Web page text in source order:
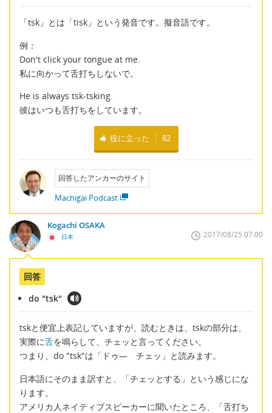
「tsk」とは「tisk」という発音です。擬音語です。
例：
Don't click your tongue at me.
私に向かって舌打ちしないで。
He is always tsk-tsking.
彼はいつも舌打ちをしています。
役に立った 82
回答したアンカーのサイト
Machigai Podcast
Kogachi OSAKA
日本 2017/08/25 07:00
回答
do "tsk"
tskと便宜上表記していますが、読むときは、tskの部分は、
実際に舌を鳴らして、チェッと言ってください。
つまり、do "tsk"は「ドゥ― チェッ」と読みます。
日本語にそのまま訳すと、「チェッとする」という感じにな
ります。
アメリカ人ネイティブスピーカーに聞いたところ、「舌打ち